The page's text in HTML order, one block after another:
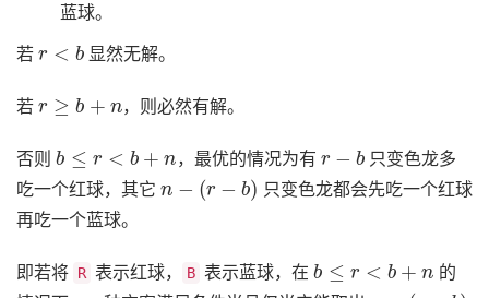
蓝球。
若 显然无解。
若
≥b +n
，则必然有解。
否则
b r n
，最优的情况为有
只变色龙多
吃一个红球，其它
−
只变色龙都会先吃一个红球
再吃一个蓝球。
即若将 R 表示红球， B 表示蓝球，在
b r n
的
−